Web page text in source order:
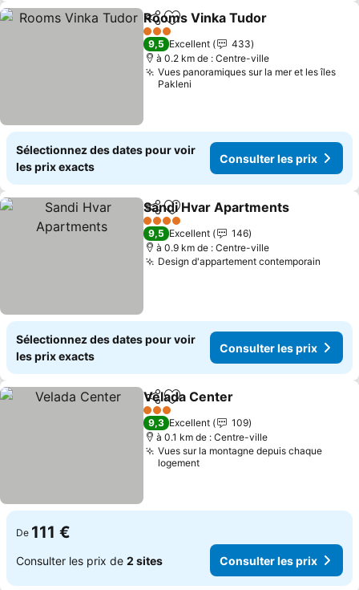
PartagerAjouter à mes favoris
Rooms Vinka Tudor
3 Étoiles
9,5 Excellent
433
à 0.2 km de : Centre-ville
Vues panoramiques sur la mer et les îles
Pakleni
Sélectionnez des dates pour voir
les prix exacts
Consulter les prix
PartagerAjouter à mes favoris
Sandi Hvar Apartments
4 Étoiles
9,5 Excellent
146
à 0.9 km de : Centre-ville
Design d'appartement contemporain
Sélectionnez des dates pour voir
les prix exacts
Consulter les prix
PartagerAjouter à mes favoris
Velada Center
3 Étoiles
9,3 Excellent
109
à 0.1 km de : Centre-ville
Vues sur la montagne depuis chaque
logement
De 111 €
Consulter les prix de 2 sites Consulter les prix